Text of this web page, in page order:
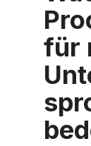
für